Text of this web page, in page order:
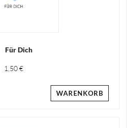
Für Dich
1,50 €
WARENKORB